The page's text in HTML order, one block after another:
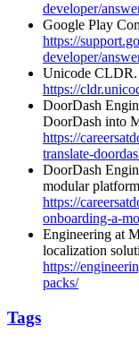
developer/
Google Play
https://
developer/
Unicode CLDR.
https://
DoorDash
DoorDash into
https://
translate-
DoorDash
modular
https://
onboarding-a-
Engineering at
localization
https://
packs/
Tags